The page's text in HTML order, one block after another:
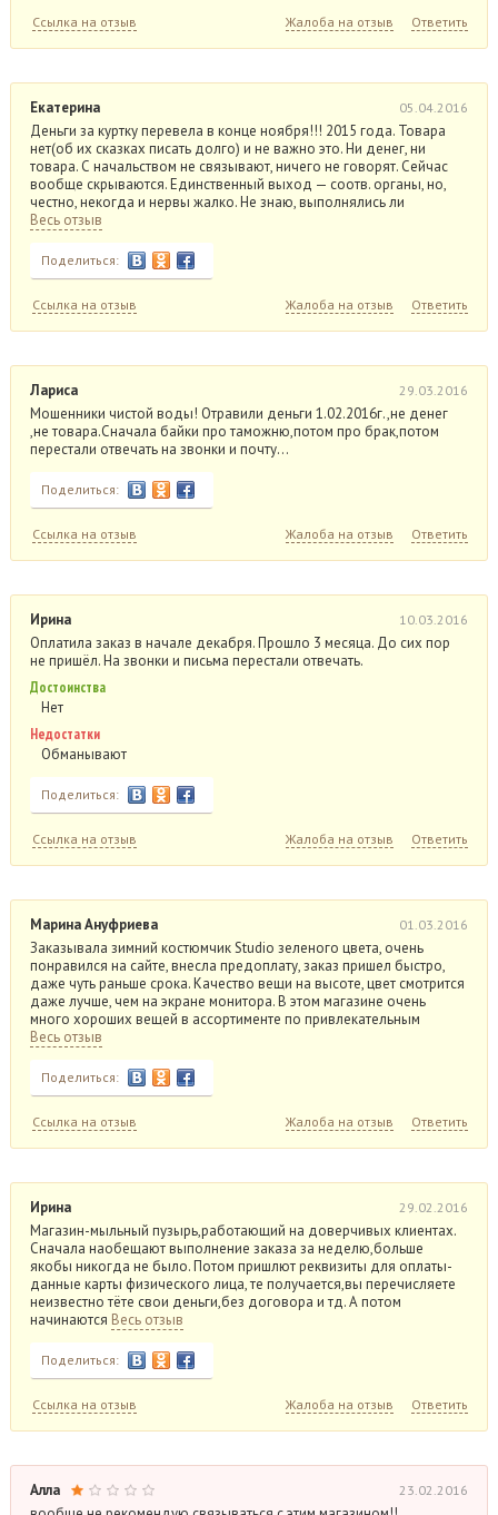
Ссылка на отзыв Жалоба на отзыв Ответить
Екатерина 05.04.2016
Деньги за куртку перевела в конце ноября!!! 2015 года. Товара
нет(об их сказках писать долго) и не важно это. Ни денег, ни
товара. С начальством не связывают, ничего не говорят. Сейчас
вообще скрываются. Единственный выход — соотв. органы, но,
честно, некогда и нервы жалко. Не знаю, выполнялись ли
Весь отзыв
Поделиться:
Ссылка на отзыв Жалоба на отзыв Ответить
Лариса 29.03.2016
Мошенники чистой воды! Отравили деньги 1.02.2016г.,не денег
,не товара.Сначала байки про таможню,потом про брак,потом
перестали отвечать на звонки и почту…
Поделиться:
Ссылка на отзыв Жалоба на отзыв Ответить
Ирина 10.03.2016
Оплатила заказ в начале декабря. Прошло 3 месяца. До сих пор
не пришёл. На звонки и письма перестали отвечать.
Достоинства
Нет
Недостатки
Обманывают
Поделиться:
Ссылка на отзыв Жалоба на отзыв Ответить
Марина Ануфриева 01.03.2016
Заказывала зимний костюмчик Studio зеленого цвета, очень
понравился на сайте, внесла предоплату, заказ пришел быстро,
даже чуть раньше срока. Качество вещи на высоте, цвет смотрится
даже лучше, чем на экране монитора. В этом магазине очень
много хороших вещей в ассортименте по привлекательным
Весь отзыв
Поделиться:
Ссылка на отзыв Жалоба на отзыв Ответить
Ирина 29.02.2016
Магазин-мыльный пузырь,работающий на доверчивых клиентах.
Сначала наобещают выполнение заказа за неделю,больше
якобы никогда не было. Потом пришлют реквизиты для оплаты-
данные карты физического лица, те получается,вы перечисляете
неизвестно тёте свои деньги,без договора и тд. А потом
начинаются Весь отзыв
Поделиться:
Ссылка на отзыв Жалоба на отзыв Ответить
Алла 23.02.2016